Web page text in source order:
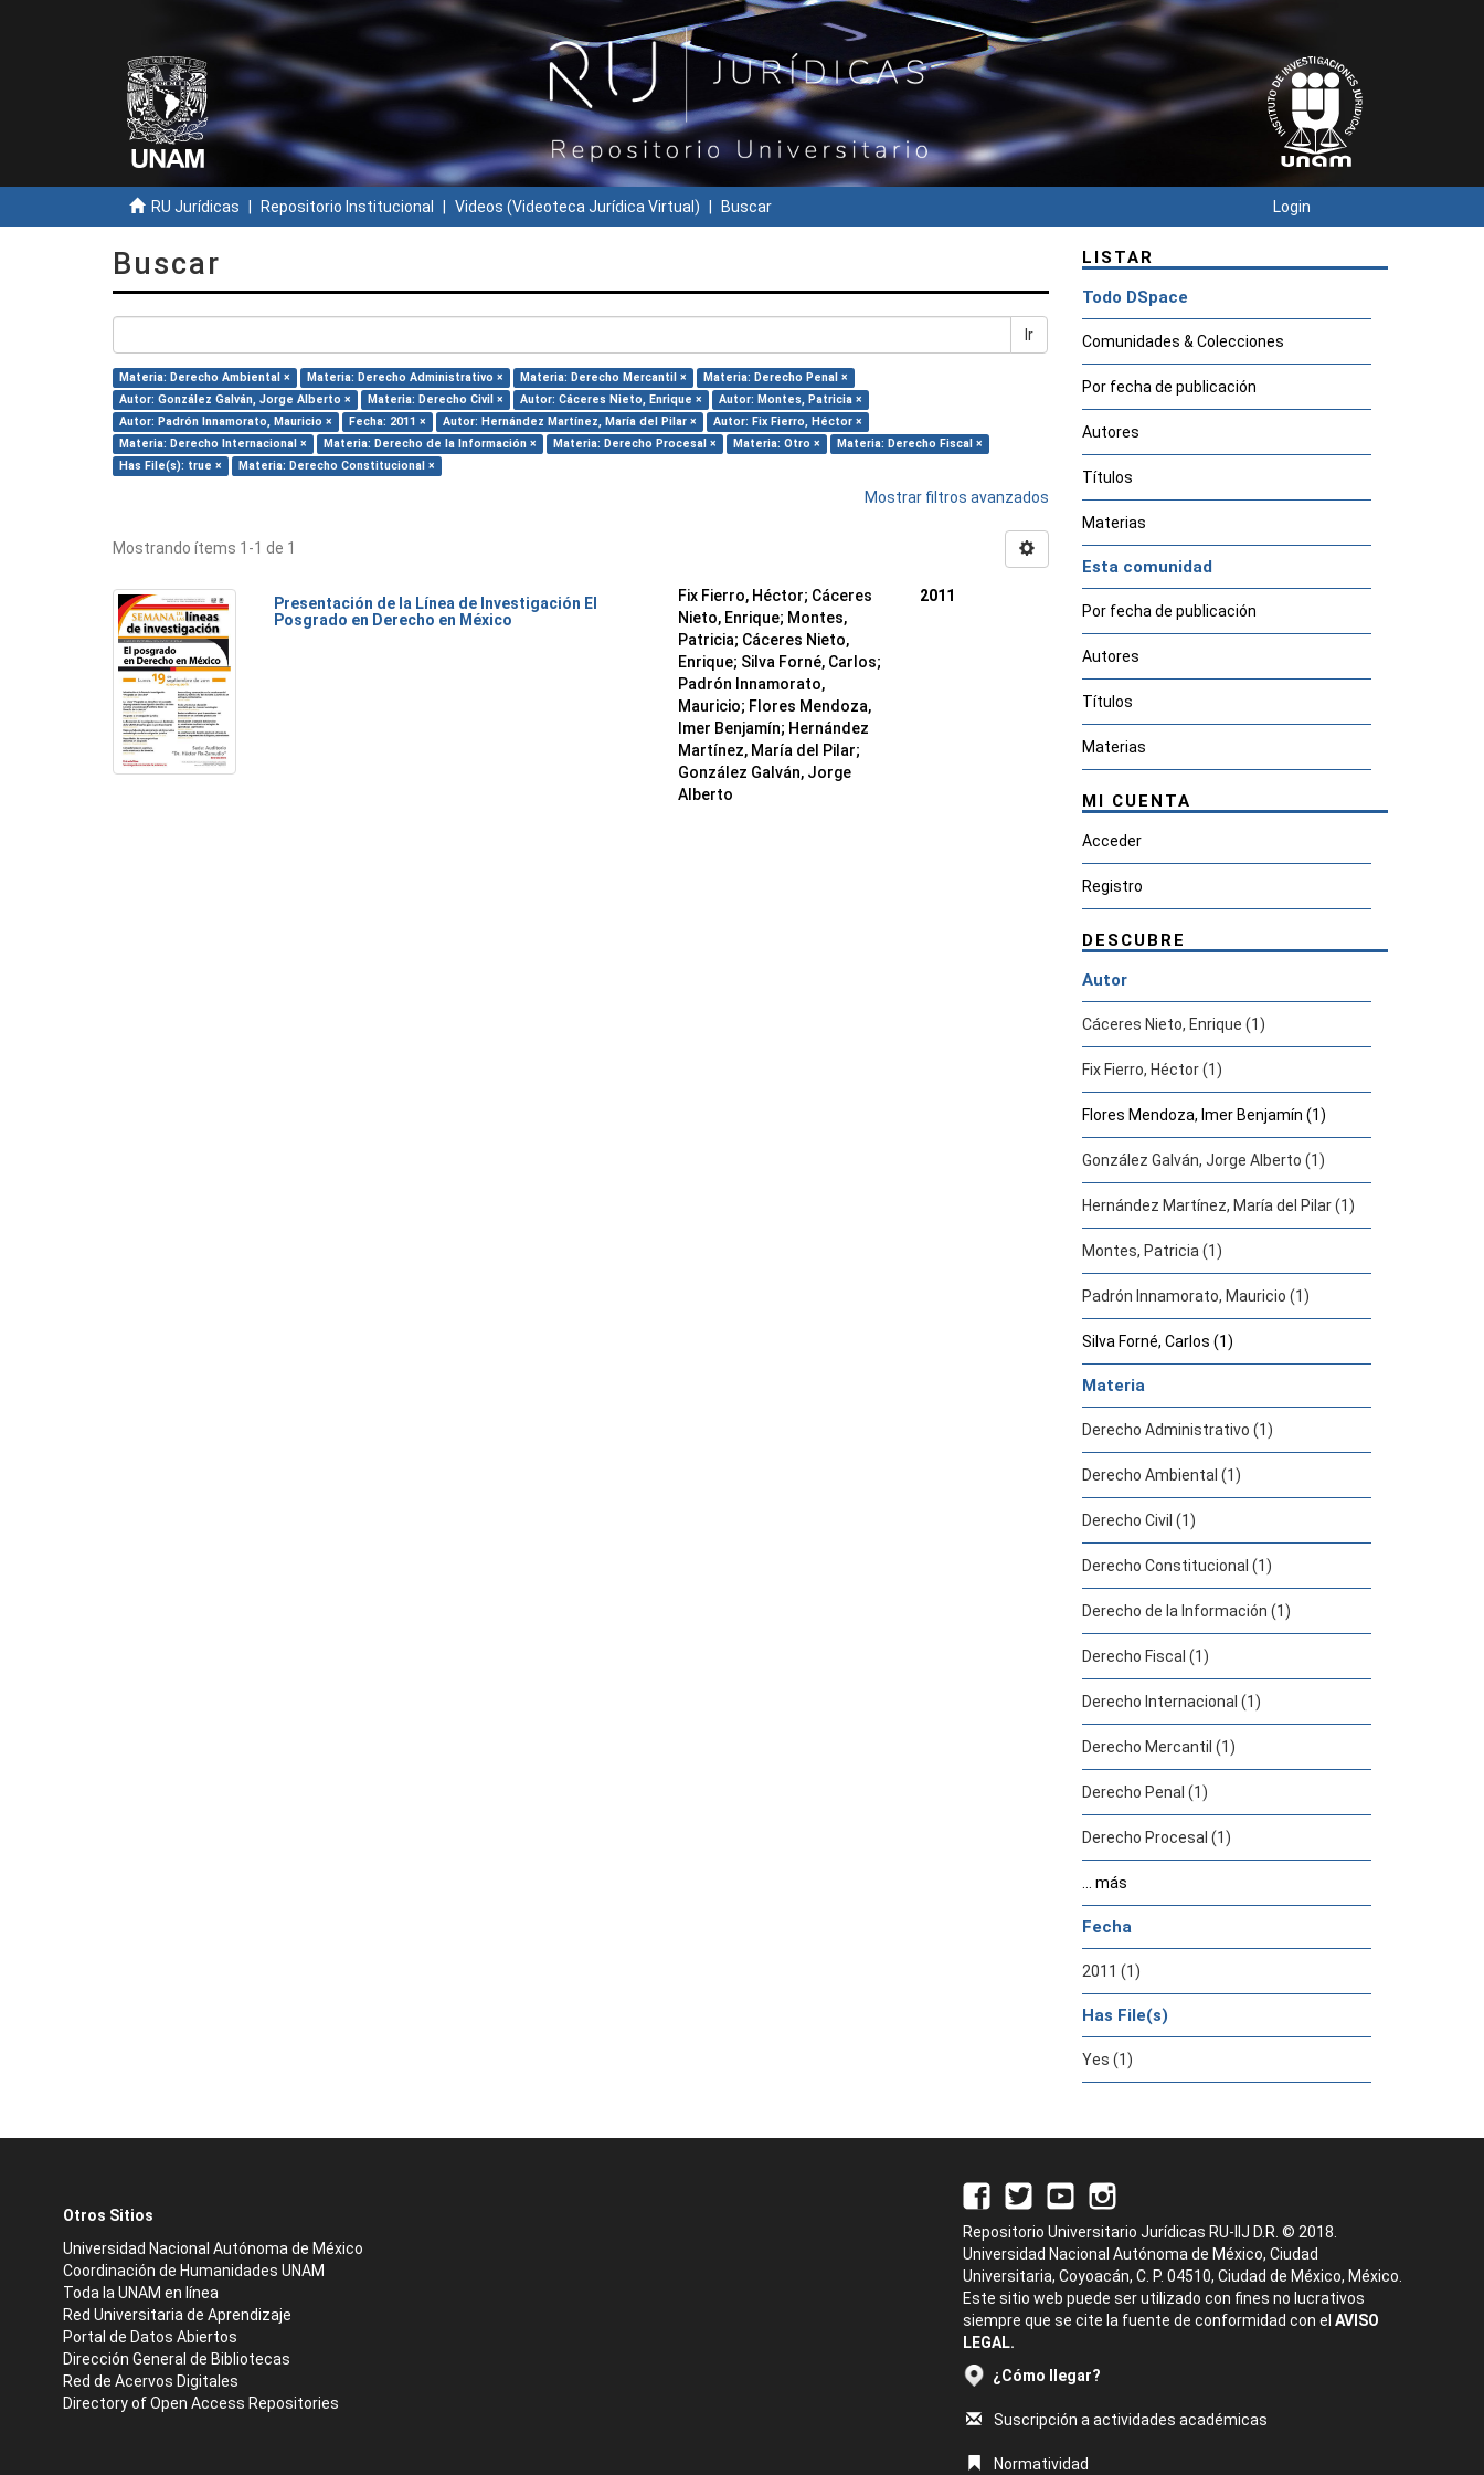
RU Jurídicas Repositorio Institucional Videos (Videoteca Jurídica Virtual) Buscar Login
Buscar
Ir
Materia: Derecho Ambiental × Materia: Derecho Administrativo × Materia: Derecho Mercantil ×
Materia: Derecho Penal ×
Autor: González Galván, Jorge Alberto ×
Materia: Derecho Civil × Autor: Cáceres Nieto, Enrique ×
Autor: Montes, Patricia ×
Autor: Padrón Innamorato, Mauricio ×
Fecha: 2011 × Autor: Hernández Martínez, María del Pilar ×
Autor: Fix Fierro, Héctor ×
Materia: Derecho Internacional ×
Materia: Derecho de la Información × Materia: Derecho Procesal × Materia: Otro ×
Materia: Derecho Fiscal ×
Has File(s): true ×
Materia: Derecho Constitucional ×
Mostrar filtros avanzados
Mostrando ítems 1-1 de 1
Presentación de la Línea de Investigación El
Posgrado en Derecho en México
Fix Fierro, Héctor; Cáceres
Nieto, Enrique; Montes,
Patricia; Cáceres Nieto,
Enrique; Silva Forné, Carlos;
Padrón Innamorato,
Mauricio; Flores Mendoza,
Imer Benjamín; Hernández
Martínez, María del Pilar;
González Galván, Jorge
Alberto
2011
LISTAR
Todo DSpace
Comunidades & Colecciones
Por fecha de publicación
Autores
Títulos
Materias
Esta comunidad
Por fecha de publicación
Autores
Títulos
Materias
MI CUENTA
Acceder
Registro
DESCUBRE
Autor
Cáceres Nieto, Enrique (1)
Fix Fierro, Héctor (1)
Flores Mendoza, Imer Benjamín (1)
González Galván, Jorge Alberto (1)
Hernández Martínez, María del Pilar (1)
Montes, Patricia (1)
Padrón Innamorato, Mauricio (1)
Silva Forné, Carlos (1)
Materia
Derecho Administrativo (1)
Derecho Ambiental (1)
Derecho Civil (1)
Derecho Constitucional (1)
Derecho de la Información (1)
Derecho Fiscal (1)
Derecho Internacional (1)
Derecho Mercantil (1)
Derecho Penal (1)
Derecho Procesal (1)
... más
Fecha
2011 (1)
Has File(s)
Yes (1)
Otros Sitios
Universidad Nacional Autónoma de México
Coordinación de Humanidades UNAM
Toda la UNAM en línea
Red Universitaria de Aprendizaje
Portal de Datos Abiertos
Dirección General de Bibliotecas
Red de Acervos Digitales
Directory of Open Access Repositories
Repositorio Universitario Jurídicas RU-IIJ D.R. © 2018.
Universidad Nacional Autónoma de México, Ciudad
Universitaria, Coyoacán, C. P. 04510, Ciudad de México, México.
Este sitio web puede ser utilizado con fines no lucrativos
siempre que se cite la fuente de conformidad con el AVISO
LEGAL.
¿Cómo llegar?
Suscripción a actividades académicas
Normatividad